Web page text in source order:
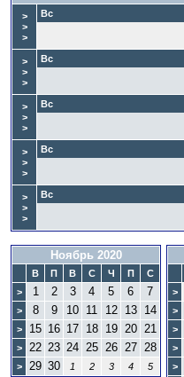
>
>
>
Вс
>
>
>
Вс
>
>
>
Вс
>
>
>
Вс
>
>
>
Вс
Ноябрь 2020
В П В С Ч П
С
>
1 2 3 4 5 6 7
> 8 9 10 11 12 13 14
> 15 16 17 18 19 20 21
> 22 23 24 25 26 27 28
> 29 30 1 2 3 4 5
>
>
>
>
>